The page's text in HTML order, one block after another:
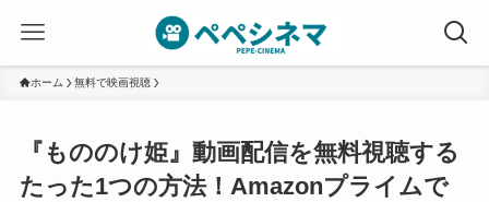
ホーム 無料で映画視聴
『もののけ姫』動画配信を無料視聴する
たった1つの方法！Amazonプライムで